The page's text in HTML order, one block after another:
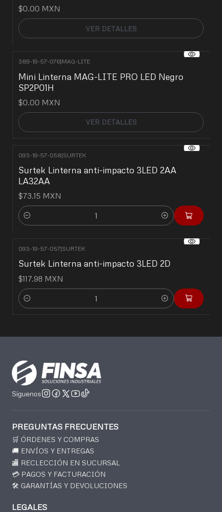
$0.00 MXN
VER DETALLES
389-19-57-076|MAG-LITE
Mini Linterna MAG-LITE PRO LED Negro
SP2P01H
$0.00 MXN
VER DETALLES
093-19-57-058|SURTEK
Surtek Linterna anti-impacto 3LED 2AA
LA32AA
$73.15 MXN
Cantidad
093-19-57-057|SURTEK
Surtek Linterna anti-impacto 3LED 2D
$117.98 MXN
Cantidad
Síguenos
PREGUNTAS FRECUENTES
🛒 ÓRDENES Y COMPRAS
🚚 ENVÍOS Y ENTREGAS
🏬 RECLECCIÓN EN SUCURSAL
💳 PAGOS Y FACTURACIÓN
🛠️ GARANTÍAS Y DEVOLUCIONES
LEGALES